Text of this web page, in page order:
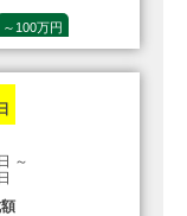
ーム 経費の20％
万円）
25万円加算＝75万
～100万円
日
～